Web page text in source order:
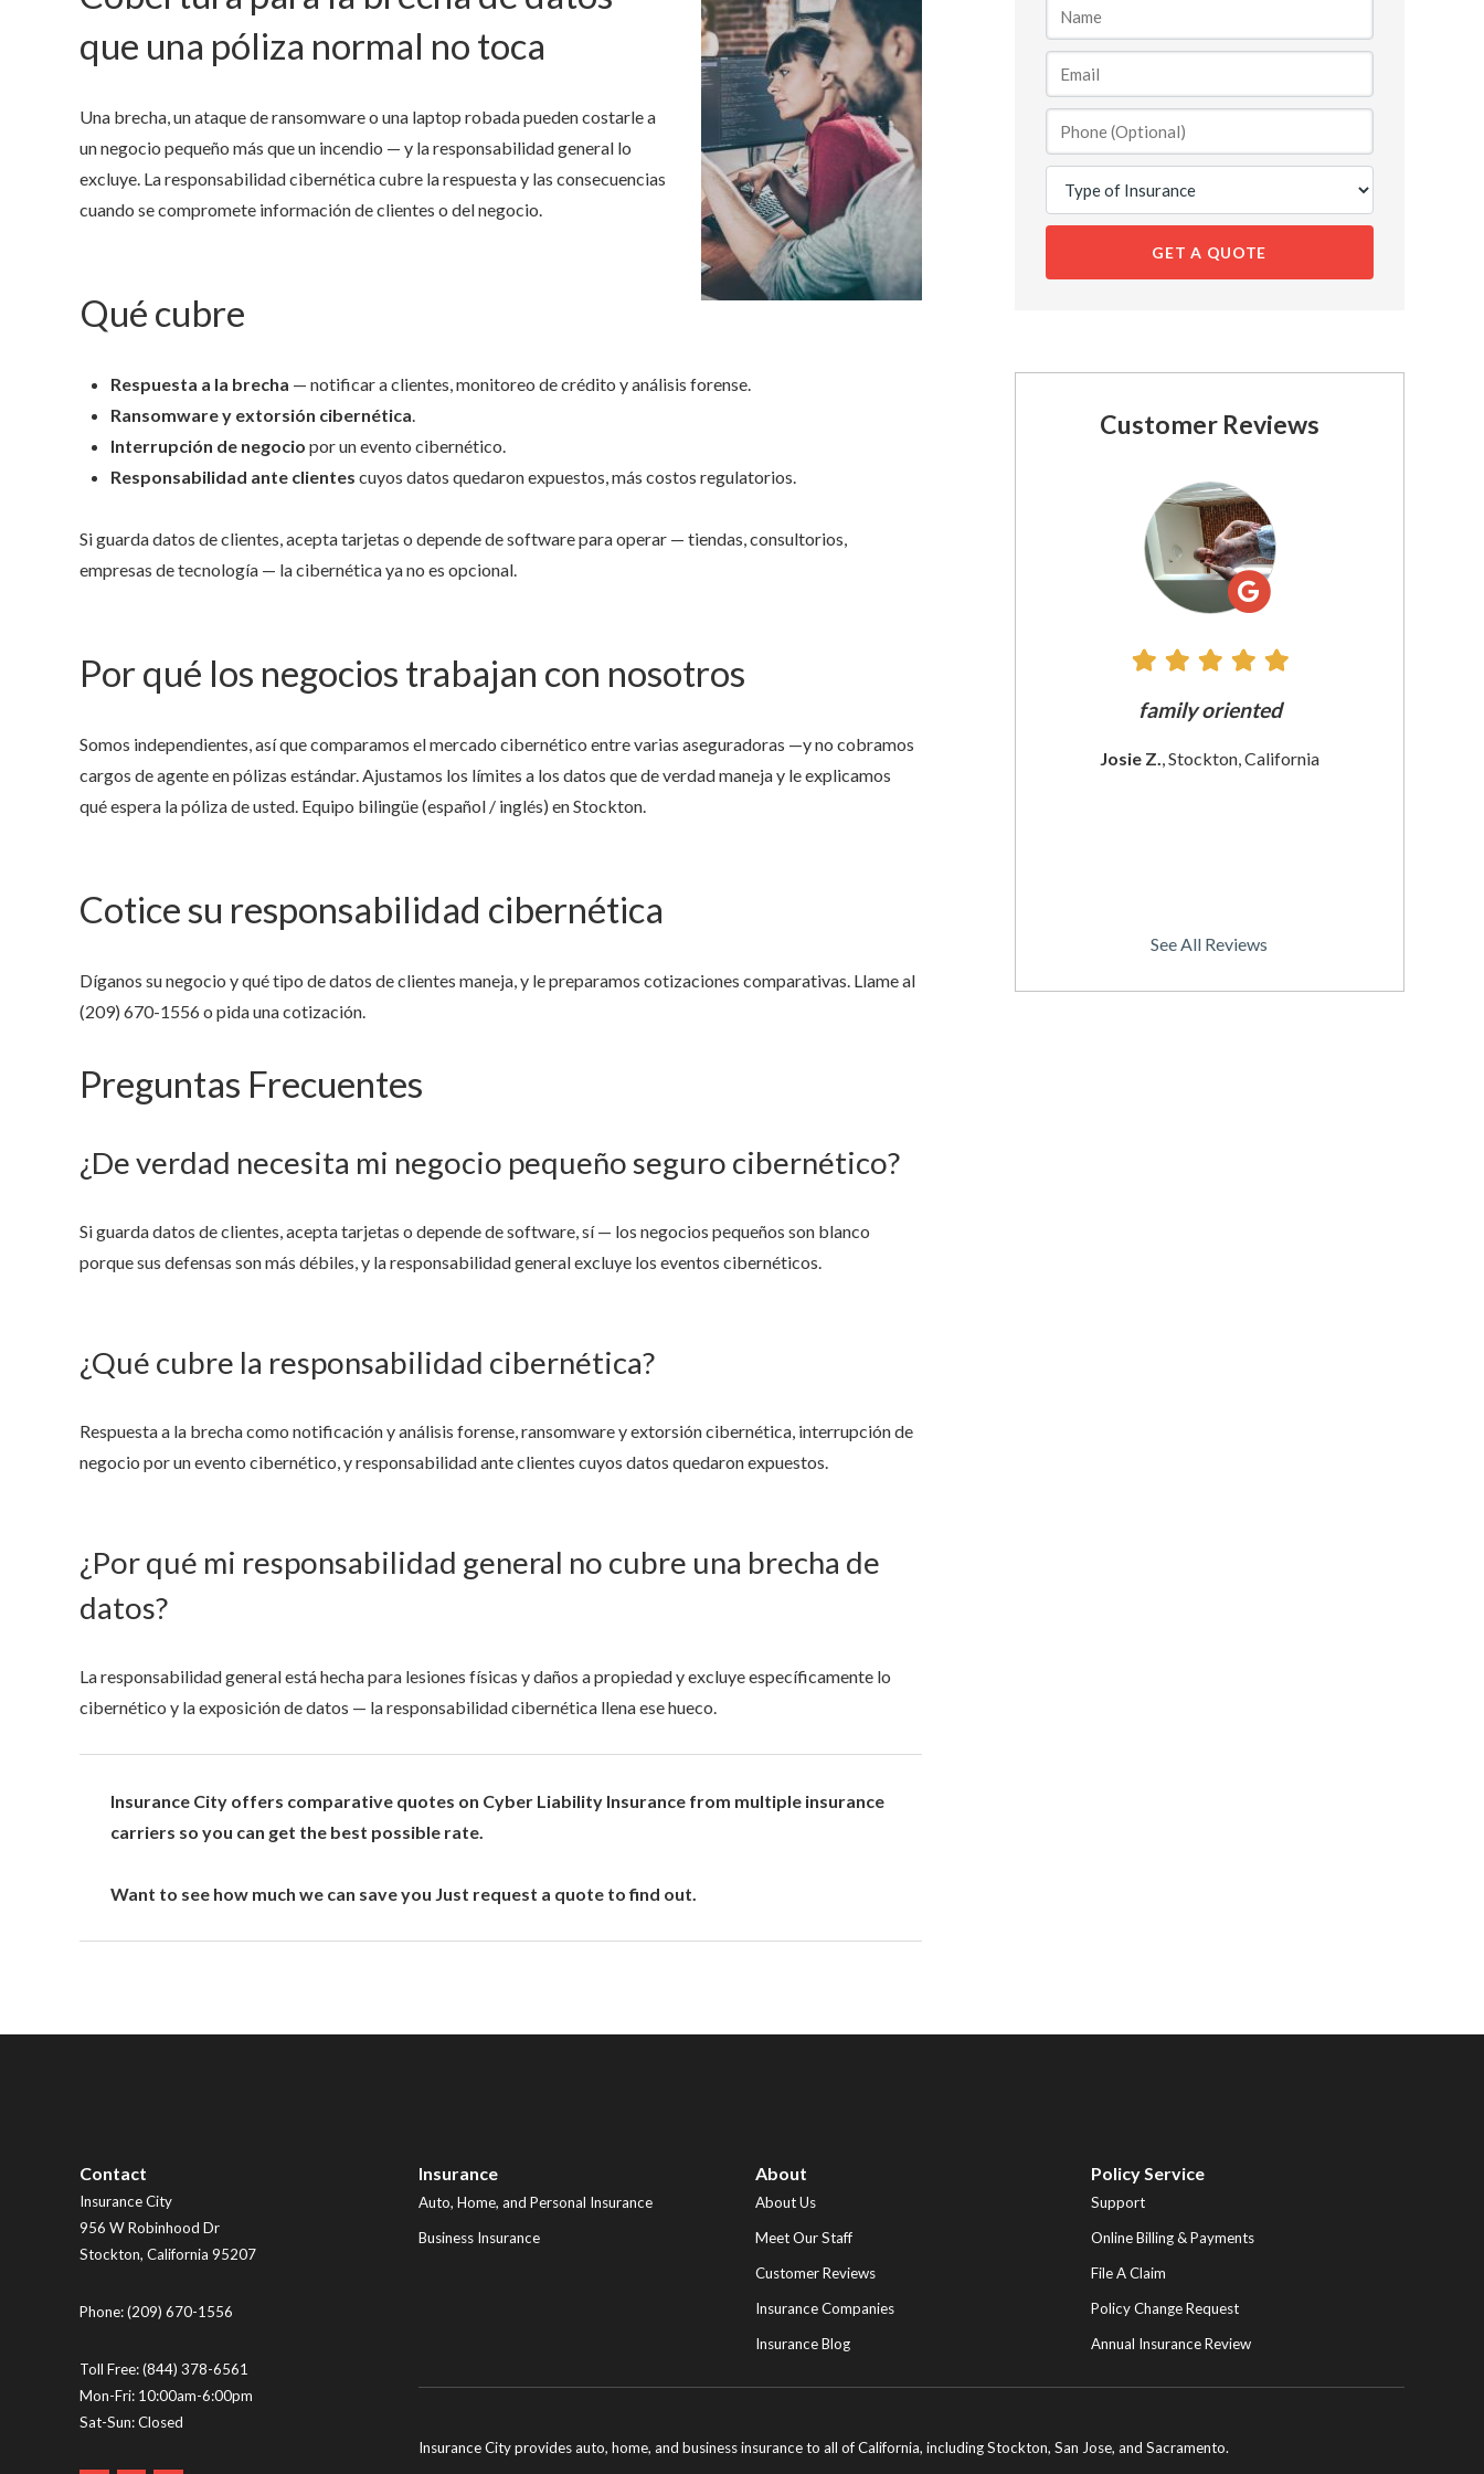
que una póliza normal no toca
Una brecha, un ataque de ransomware o una laptop robada pueden costarle a
un negocio pequeño más que un incendio — y la responsabilidad general lo
excluye. La responsabilidad cibernética cubre la respuesta y las consecuencias
cuando se compromete información de clientes o del negocio.
Qué cubre
Respuesta a la brecha — notificar a clientes, monitoreo de crédito y análisis forense.
Ransomware y extorsión cibernética
Interrupción de negocio por un evento cibernético.
Responsabilidad ante clientes cuyos datos quedaron expuestos, más costos regulatorios.
Si guarda datos de clientes, acepta tarjetas o depende de software para operar — tiendas, consultorios,
empresas de tecnología — la cibernética ya no es opcional.
Por qué los negocios trabajan con nosotros
Somos independientes, así que comparamos el mercado cibernético entre varias aseguradoras —y no cobramos
cargos de agente en pólizas estándar. Ajustamos los límites a los datos que de verdad maneja y le explicamos
qué espera la póliza de usted. Equipo bilingüe (español / inglés) en Stockton.
Cotice su responsabilidad cibernética
Díganos su negocio y qué tipo de datos de clientes maneja, y le preparamos cotizaciones comparativas. Llame al
(209) 670-1556o pida una cotización.
Preguntas Frecuentes
¿De verdad necesita mi negocio pequeño seguro cibernético?
Si guarda datos de clientes, acepta tarjetas o depende de software, sí — los negocios pequeños son blanco
porque sus defensas son más débiles, y la responsabilidad general excluye los eventos cibernéticos.
¿Qué cubre la responsabilidad cibernética?
Respuesta a la brecha como notificación y análisis forense, ransomware y extorsión cibernética, interrupción de
negocio por un evento cibernético, y responsabilidad ante clientes cuyos datos quedaron expuestos.
¿Por qué mi responsabilidad general no cubre una brecha de
datos?
La responsabilidad general está hecha para lesiones físicas y daños a propiedad y excluye específicamente lo
cibernético y la exposición de datos — la responsabilidad cibernética llena ese hueco.
Insurance City offers comparative quotes on Cyber Liability Insurance from multiple insurance
carriers so you can get the best possible rate.
Want to see how much we can save you Just request a quote to find out.
GET A QUOTE
Customer Reviews
my family has been with her since
she was...
family oriented
Josie Z. , Stockton, California
See All Reviews
Contact
Insurance City
956 W Robinhood Dr
Stockton, California 95207
Phone:(209) 670-1556
Toll Free:(844) 378-6561
Mon-Fri: 10:00am-6:00pm
Sat-Sun: Closed
Insurance
Auto, Home, and Personal Insurance
Business Insurance
About
About Us
Meet Our Staff
Customer Reviews
Insurance Companies
Insurance Blog
Policy Service
Support
Online Billing & Payments
File A Claim
Policy Change Request
Annual Insurance Review
Insurance City provides auto, home, and business insurance to all of California, including Stockton, San Jose, and Sacramento.